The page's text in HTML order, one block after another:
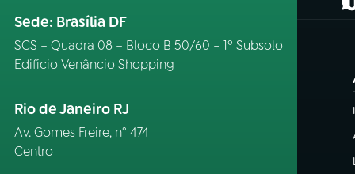
Sede: Brasília DF
SCS – Quadra 08 – Bloco B 50/60 – 1º Subsolo
Edifício Venâncio Shopping
Rio de Janeiro RJ
Av. Gomes Freire, n° 474
Centro